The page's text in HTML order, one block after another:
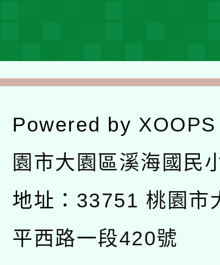
Powered by XOOPS
園市大園區溪海國民
地址： 33751 桃園市
平西路一段420號